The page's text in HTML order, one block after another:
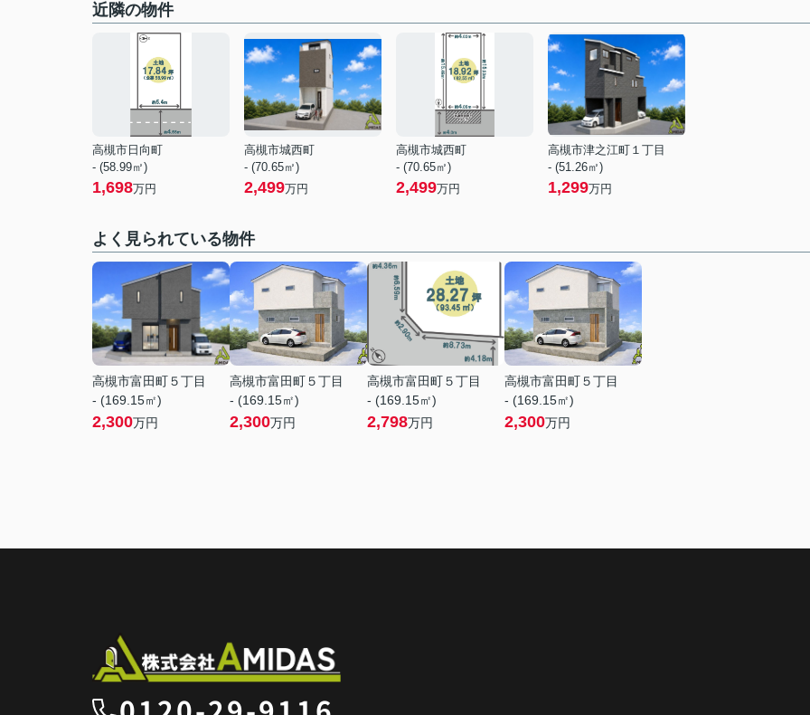
近隣の物件
高槻市日向町
- (58.99㎡)
1,698万円
高槻市城西町
- (70.65㎡)
2,499万円
高槻市城西町
- (70.65㎡)
2,499万円
高槻市津之江町１丁目
- (51.26㎡)
1,299万円
よく見られている物件
高槻市富田町５丁目
- (169.15㎡)
2,300万円
高槻市富田町５丁目
- (169.15㎡)
2,300万円
高槻市富田町５丁目
- (169.15㎡)
2,798万円
高槻市富田町５丁目
- (169.15㎡)
2,300万円